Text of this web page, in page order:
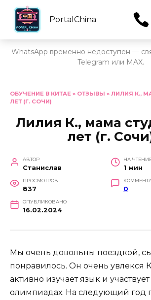
PortalChina
WhatsApp временно недоступен —
Telegram или MAX.
содержанию
ОБУЧЕНИЕ В КИТАЕ » ОТЗЫВЫ » ЛИЛИЯ К.,
ЛЕТ (Г. СОЧИ)
Лилия К., мама
лет (г.
АВТОР
Станислав
НА
1 мин
ПРОСМОТРОВ
837 0
ОПУБЛИКОВАНО
16.02.2024
Мы очень довольны поездкой,
понравилось. Он очень увлекся
активно изучает язык и участвует
олимпиадах. На следующий год